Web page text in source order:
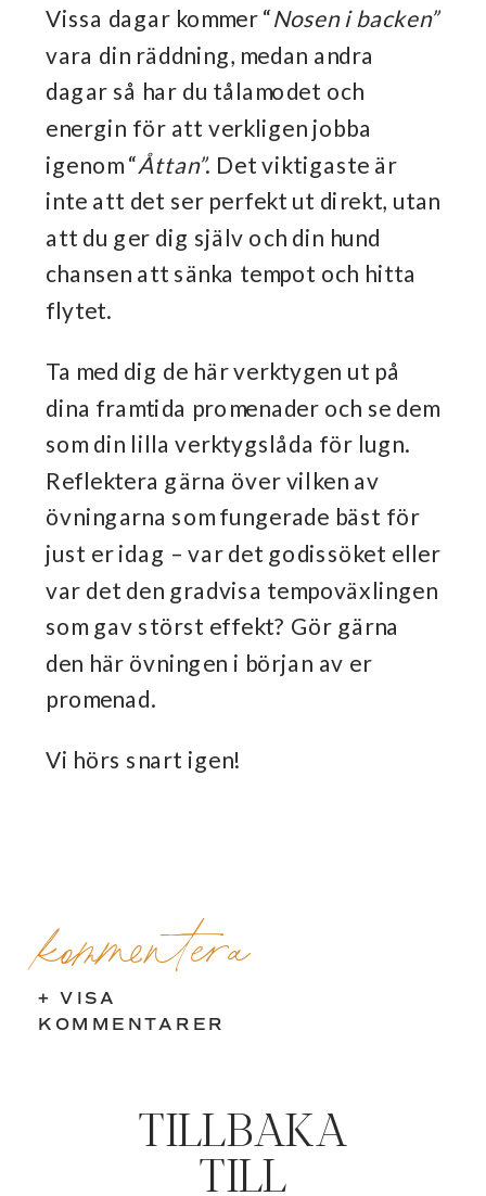
Vissa dagar kommer “Nosen i backen”
vara din räddning, medan andra
dagar så har du tålamodet och
energin för att verkligen jobba
igenom “Åttan”. Det viktigaste är
inte att det ser perfekt ut direkt, utan
att du ger dig själv och din hund
chansen att sänka tempot och hitta
flytet.
Ta med dig de här verktygen ut på
dina framtida promenader och se dem
som din lilla verktygslåda för lugn.
Reflektera gärna över vilken av
övningarna som fungerade bäst för
just er idag – var det godissöket eller
var det den gradvisa tempoväxlingen
som gav störst effekt? Gör gärna
den här övningen i början av er
promenad.
Vi hörs snart igen!
+ VISA
KOMMENTARER
kommentera
TILLBAKA
TILL